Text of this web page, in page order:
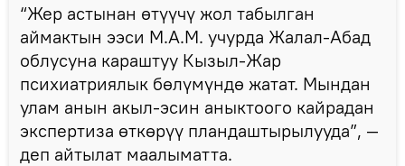
“Жер астынан өтүүчү жол табылган
аймактын ээси М.А.М. учурда Жалал-Абад
облусуна караштуу Кызыл-Жар
психиатриялык бөлүмүндө жатат. Мындан
улам анын акыл-эсин аныктоого кайрадан
экспертиза өткөрүү пландаштырылууда”, —
деп айтылат маалыматта.